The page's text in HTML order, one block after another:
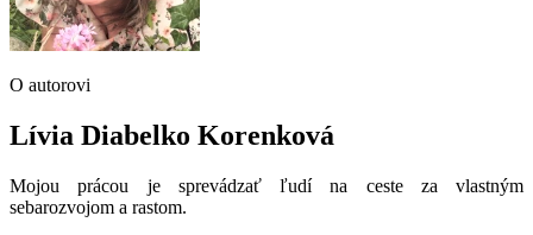
O autorovi
Lívia Diabelko Korenková
Mojou prácou je sprevádzať ľudí na ceste za vlastným
sebarozvojom a rastom.